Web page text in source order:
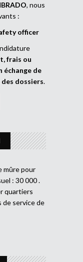
, nous
:
officer
frais ou
échange de
dossiers.
mûre pour
: 30 000 .
quartiers
de service de